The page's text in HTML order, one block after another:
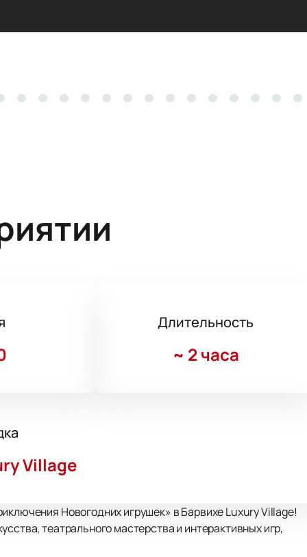
Длительность
~ 2 часа
Village
Новогодних игрушек» в Барвихе Luxury Village!
театрального мастерства и интерактивных игр,